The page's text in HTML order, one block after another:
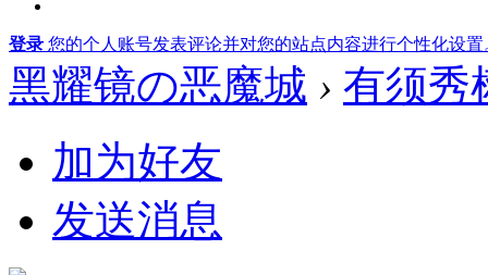
登录 您的个人账号发表评论并对您的站点内容进行个性化设置
黑耀镜の恶魔城 › 有须秀
加为好友
发送消息